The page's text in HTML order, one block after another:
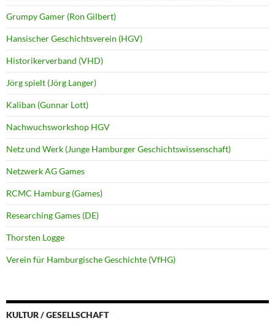
Grumpy Gamer (Ron Gilbert)
Hansischer Geschichtsverein (HGV)
Historikerverband (VHD)
Jörg spielt (Jörg Langer)
Kaliban (Gunnar Lott)
Nachwuchsworkshop HGV
Netz und Werk (Junge Hamburger Geschichtswissenschaft)
Netzwerk AG Games
RCMC Hamburg (Games)
Researching Games (DE)
Thorsten Logge
Verein für Hamburgische Geschichte (VfHG)
KULTUR / GESELLSCHAFT